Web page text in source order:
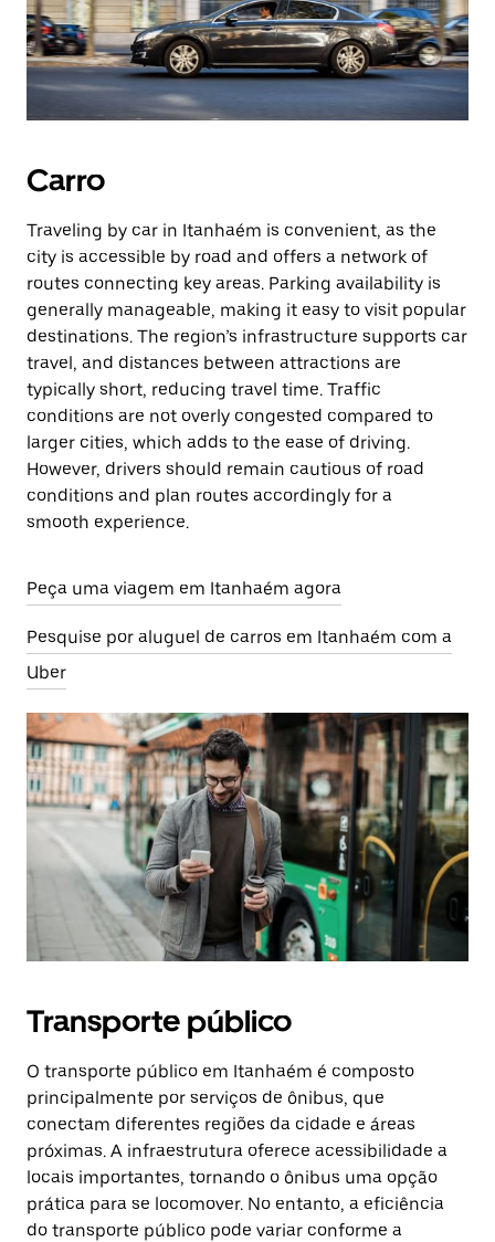
Carro
Traveling by car in Itanhaém is convenient, as the
city is accessible by road and offers a network of
routes connecting key areas. Parking availability is
generally manageable, making it easy to visit popular
destinations. The region’s infrastructure supports car
travel, and distances between attractions are
typically short, reducing travel time. Traffic
conditions are not overly congested compared to
larger cities, which adds to the ease of driving.
However, drivers should remain cautious of road
conditions and plan routes accordingly for a
smooth experience.
Peça uma viagem em Itanhaém agora
Pesquise por aluguel de carros em Itanhaém com a
Uber
Transporte público
O transporte público em Itanhaém é composto
principalmente por serviços de ônibus, que
conectam diferentes regiões da cidade e áreas
próximas. A infraestrutura oferece acessibilidade a
locais importantes, tornando o ônibus uma opção
prática para se locomover. No entanto, a eficiência
do transporte público pode variar conforme a